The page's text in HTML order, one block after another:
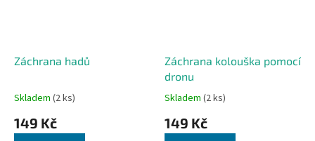
Záchrana hadů
Skladem (2 ks)
149 Kč
Záchrana kolouška pomocí
dronu
Skladem (2 ks)
149 Kč